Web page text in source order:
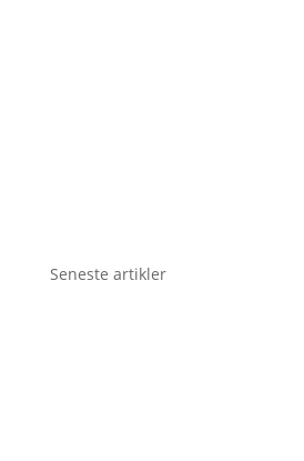
Seneste artikler